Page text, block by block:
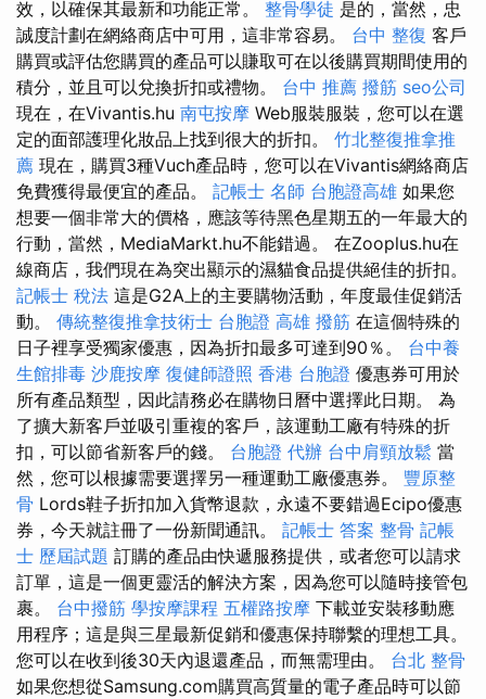
效，以確保其最新和功能正常。 整骨學徒 是的，當然，忠
誠度計劃在網絡商店中可用，這非常容易。 台中 整復 客戶
購買或評估您購買的產品可以賺取可在以後購買期間使用的
積分，並且可以兌換折扣或禮物。 台中 推薦 撥筋 seo公司
現在，在Vivantis.hu 南屯按摩 Web服裝服裝，您可以在選
定的面部護理化妝品上找到很大的折扣。 竹北整復推拿推
薦 現在，購買3種Vuch產品時，您可以在Vivantis網絡商店
免費獲得最便宜的產品。 記帳士 名師 台胞證高雄 如果您
想要一個非常大的價格，應該等待黑色星期五的一年最大的
行動，當然，MediaMarkt.hu不能錯過。 在Zooplus.hu在
線商店，我們現在為突出顯示的濕貓食品提供絕佳的折扣。
記帳士 稅法 這是G2A上的主要購物活動，年度最佳促銷活
動。 傳統整復推拿技術士 台胞證 高雄 撥筋 在這個特殊的
日子裡享受獨家優惠，因為折扣最多可達到90％。 台中養
生館排毒 沙鹿按摩 復健師證照 香港 台胞證 優惠券可用於
所有產品類型，因此請務必在購物日曆中選擇此日期。 為
了擴大新客戶並吸引重複的客戶，該運動工廠有特殊的折
扣，可以節省新客戶的錢。 台胞證 代辦 台中肩頸放鬆 當
然，您可以根據需要選擇另一種運動工廠優惠券。 豐原整
骨 Lords鞋子折扣加入貨幣退款，永遠不要錯過Ecipo優惠
券，今天就註冊了一份新聞通訊。 記帳士 答案 整骨 記帳
士 歷屆試題 訂購的產品由快遞服務提供，或者您可以請求
訂單，這是一個更靈活的解決方案，因為您可以隨時接管包
裹。 台中撥筋 學按摩課程 五權路按摩 下載並安裝移動應
用程序；這是與三星最新促銷和優惠保持聯繫的理想工具。
您可以在收到後30天內退還產品，而無需理由。 台北 整骨
如果您想從Samsung.com購買高質量的電子產品時可以節